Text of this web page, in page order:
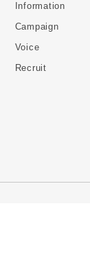
Information
Campaign
Voice
Recruit